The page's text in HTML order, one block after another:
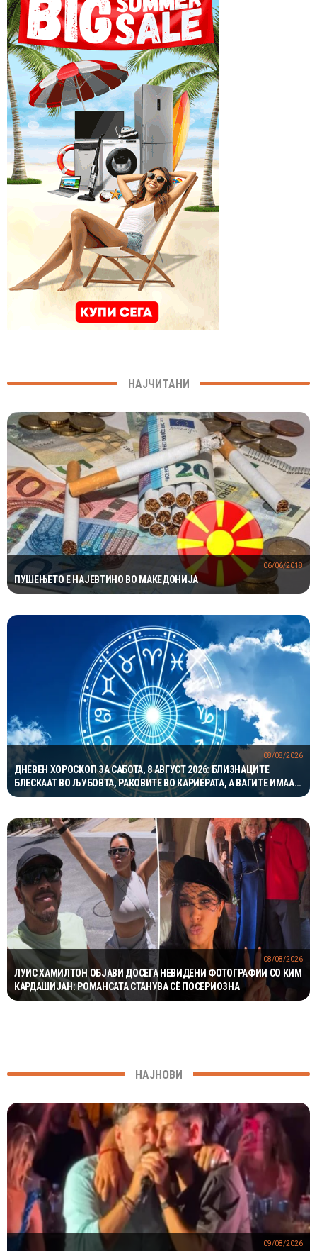
НАЈЧИТАНИ
ПУШЕЊЕТО Е НАЈЕВТИНО ВО МАКЕДОНИЈА
06/06/2018
ДНЕВЕН ХОРОСКОП ЗА САБОТА, 8 АВГУСТ 2026: БЛИЗНАЦИТЕ
БЛЕСКААТ ВО ЉУБОВТА, РАКОВИТЕ ВО КАРИЕРАТА, А ВАГИТЕ ИМААТ
ОДЛИЧЕН ДЕН ЗА ХАРМОНИЈА
08/08/2026
ЛУИС ХАМИЛТОН ОБЈАВИ ДОСЕГА НЕВИДЕНИ ФОТОГРАФИИ СО КИМ
КАРДАШИЈАН: РОМАНСАТА СТАНУВА СÈ ПОСЕРИОЗНА
08/08/2026
НАЈНОВИ
09/08/2026